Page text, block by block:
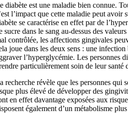
diabète est une maladie bien connue.
l’impact que cette maladie peut avoir
se caractérise en effet par de
sucre dans le sang au-dessus des
contrôlée, les affections gingivales
joue dans les deux sens : une
l’hyperglycémie. Les personnes
particulièrement soin de leur santé
recherche révèle que les personnes qui
plus élevé de développer des
en effet davantage exposées aux
également d’un métabolisme